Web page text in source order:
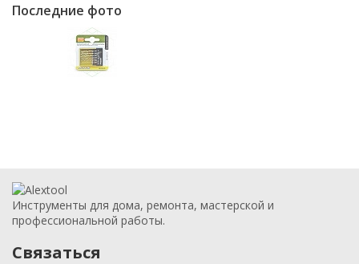
Последние фото
Инструменты для дома, ремонта, мастерской и
профессиональной работы.
Связаться